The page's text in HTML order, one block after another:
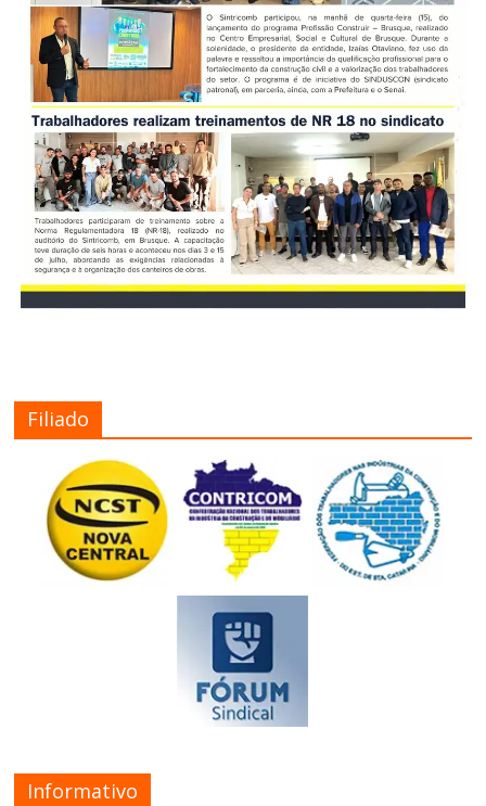
Filiado
Informativo